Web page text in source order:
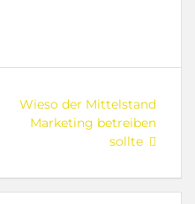
Next
post:
Wieso der Mittelstand
Marketing betreiben
sollte